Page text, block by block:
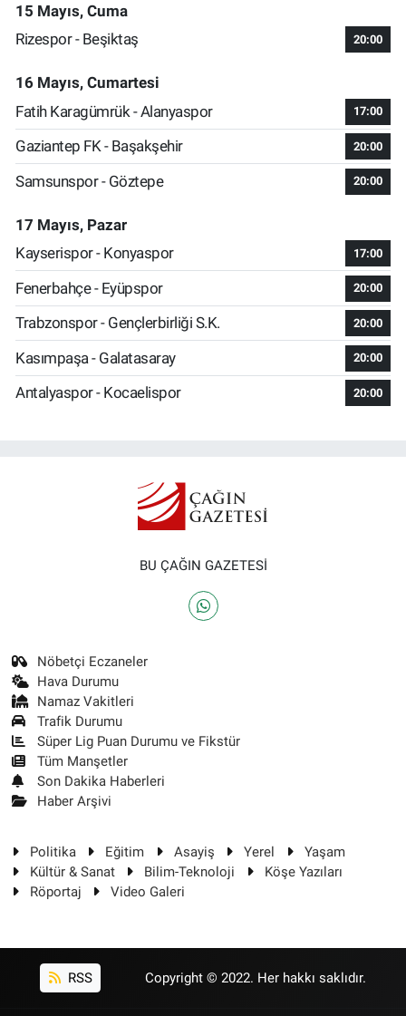
15 Mayıs, Cuma
Rizespor - Beşiktaş
20:00
16 Mayıs, Cumartesi
Fatih Karagümrük - Alanyaspor
17:00
Gaziantep FK - Başakşehir 20:00
Samsunspor - Göztepe 20:00
17 Mayıs, Pazar
Kayserispor - Konyaspor
17:00
Fenerbahçe - Eyüpspor 20:00
Trabzonspor - Gençlerbirliği S.K. 20:00
Kasımpaşa - Galatasaray 20:00
Antalyaspor - Kocaelispor 20:00
BU ÇAĞIN GAZETESİ
Nöbetçi Eczaneler
Hava Durumu
Namaz Vakitleri
Trafik Durumu
Süper Lig Puan Durumu ve Fikstür
Tüm Manşetler
Son Dakika Haberleri
Haber Arşivi
Politika Eğitim Asayiş Yerel
Yaşam
Kültür & Sanat
Bilim-Teknoloji
Köşe Yazıları
Röportaj
Video Galeri
RSS Copyright © 2022. Her hakkı saklıdır.